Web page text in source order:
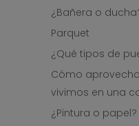
¿Bañera o
Parquet
¿Qué tipos de
Cómo
vivimos en una
¿Pintura o